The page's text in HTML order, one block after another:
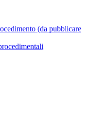
(da pubblicare